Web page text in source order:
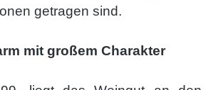
getragen sind.
mit großem Charakter